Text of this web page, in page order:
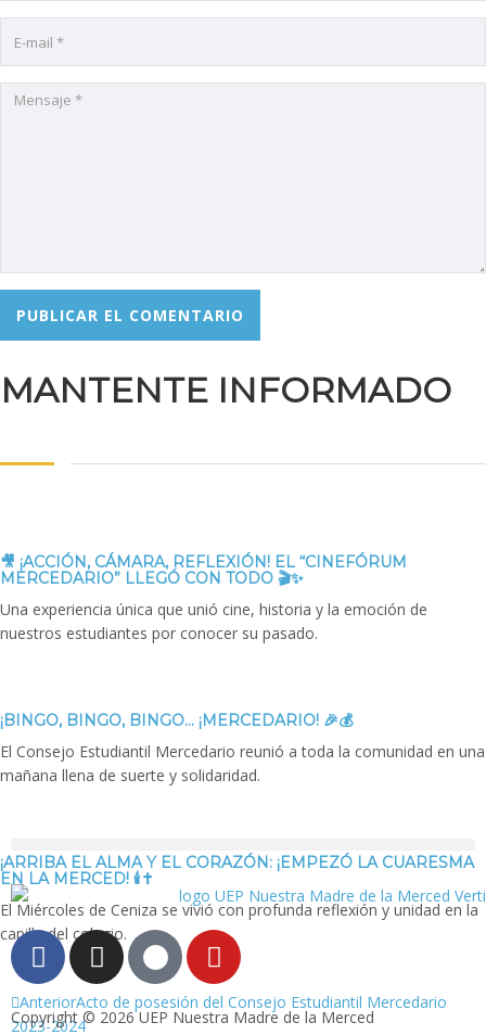
MANTENTE INFORMADO
🎥 ¡ACCIÓN, CÁMARA, REFLEXIÓN! EL “CINEFÓRUM
MERCEDARIO” LLEGÓ CON TODO 🎬✨
Una experiencia única que unió cine, historia y la emoción de
nuestros estudiantes por conocer su pasado.
¡BINGO, BINGO, BINGO… ¡MERCEDARIO! 🎉💰
El Consejo Estudiantil Mercedario reunió a toda la comunidad en una
mañana llena de suerte y solidaridad.
¡ARRIBA EL ALMA Y EL CORAZÓN: ¡EMPEZÓ LA CUARESMA
EN LA MERCED! 🕯️✝️
El Miércoles de Ceniza se vivió con profunda reflexión y unidad en la
capilla del colegio.
AnteriorActo de posesión del Consejo Estudiantil Mercedario
2023-2024
Copyright © 2026 UEP Nuestra Madre de la Merced